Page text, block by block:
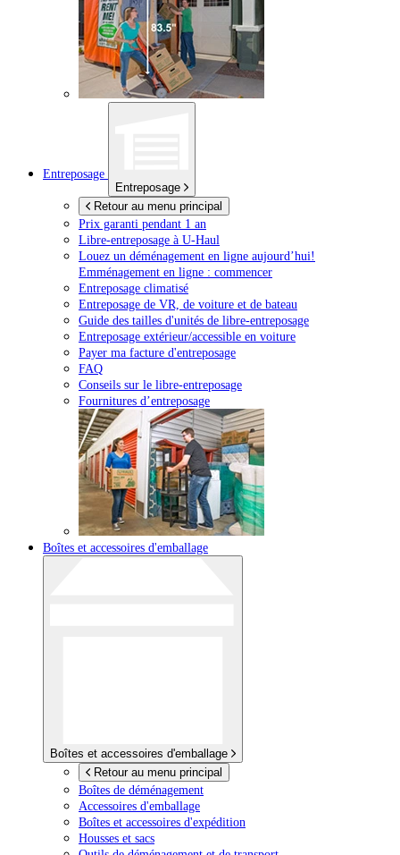
Entreposage
Entreposage
Retour au menu principal
Prix garanti pendant 1 an
Libre-entreposage à U-Haul
Louez un déménagement en ligne aujourd’hui!
Emménagement en ligne : commencer
Entreposage climatisé
Entreposage de VR, de voiture et de bateau
Guide des tailles d'unités de libre-entreposage
Entreposage extérieur/accessible en voiture
Payer ma facture d'entreposage
FAQ
Conseils sur le libre-entreposage
Fournitures d’entreposage
Boîtes et accessoires d'emballage
Boîtes et accessoires d'emballage
Retour au menu principal
Boîtes de déménagement
Accessoires d'emballage
Boîtes et accessoires d'expédition
Housses et sacs